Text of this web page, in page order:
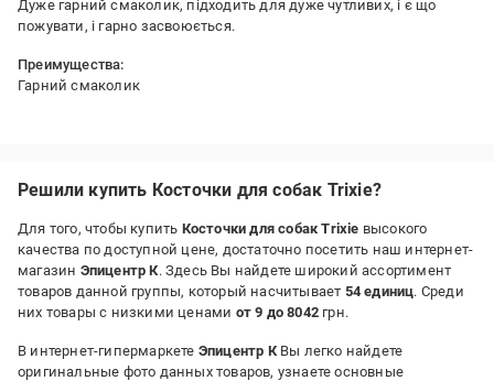
Дуже гарний смаколик, підходить для дуже чутливих, і є що
пожувати, і гарно засвоюється.
Преимущества:
Гарний смаколик
Решили купить Косточки для собак Trixie?
Для того, чтобы купить Косточки для собак Trixie высокого
качества по доступной цене, достаточно посетить наш интернет-
магазин Эпицентр К. Здесь Вы найдете широкий ассортимент
товаров данной группы, который насчитывает 54 единиц. Среди
них товары с низкими ценами от 9 до 8042 грн.
В интернет-гипермаркете Эпицентр КВы легко найдете
оригинальные фото данных товаров, узнаете основные